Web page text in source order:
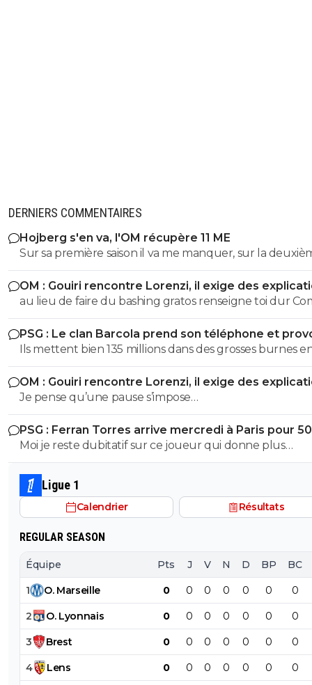
DERNIERS COMMENTAIRES
Hojberg s'en va, l'OM récupère 11 ME
Sur sa première saison il va me manquer, sur la
très peu !
OM : Gouiri rencontre Lorenzi, il exige des
au lieu de faire du bashing gratos renseigne toi dur
c'est le nouveau riche oralien ils vont nouer la cL etc
progresse chaque saison
PSG : Le clan Barcola prend son téléphone et
un séisme
Ils mettent bien 135 millions dans des grosses burnes
donc pourquoi le PSG devrait pas faire pareil ?
OM : Gouiri rencontre Lorenzi, il exige des
Je pense qu’une pause s’impose…
PSG : Ferran Torres arrive mercredi à Paris pour
Moi je reste dubitatif sur ce joueur qui donne plus
l’impression de chasser le contrat le plus juteux, qui n a
réussi à s imposer ni avec pep à City, ni au barca et je
trop quoi penser de sa personnalité pour le moment.
50M + bonus, et seulement si Enrique, qui le connaît
avec ouss, ça peut être une bonne affaire sinon c est la
merde. Après je trouve que c est un joueur qui se
plutôt bien, bonne technique, bonne passe mais
souvent eu de gros ratés de finition à s arracher les
moi je chialerais pas si on le fait pas. Mais bon, c’est pas ce
transfert qui empêchera de faire Godts.
Ligue 1
Calendrier Résultats
REGULAR SEASON
Équipe Pts J V N D BP BC
1 O. Marseille 0 0 0 0 0 0 0
2 O. Lyonnais 0 0 0 0 0 0 0
3 Brest 0 0 0 0 0 0 0
4 Lens 0 0 0 0 0 0 0